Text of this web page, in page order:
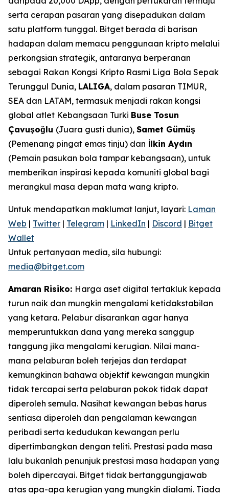
serta cerapan pasaran yang disepadukan dalam
satu platform tunggal. Bitget berada di barisan
hadapan dalam memacu penggunaan kripto melalui
perkongsian strategik, antaranya berperanan
sebagai Rakan Kongsi Kripto Rasmi Liga Bola Sepak
Terunggul Dunia, LALIGA, dalam pasaran TIMUR,
SEA dan LATAM, termasuk menjadi rakan kongsi
global atlet Kebangsaan Turki Buse Tosun
Çavuşoğlu (Juara gusti dunia), Samet Gümüş
(Pemenang pingat emas tinju) dan İlkin Aydın
(Pemain pasukan bola tampar kebangsaan), untuk
memberikan inspirasi kepada komuniti global bagi
merangkul masa depan mata wang kripto.
Untuk mendapatkan maklumat lanjut, layari: Laman
Web | Twitter | Telegram | LinkedIn | Discord | Bitget
Wallet
Untuk pertanyaan media, sila hubungi:
media@bitget.com
Amaran Risiko: Harga aset digital tertakluk kepada
turun naik dan mungkin mengalami ketidakstabilan
yang ketara. Pelabur disarankan agar hanya
memperuntukkan dana yang mereka sanggup
tanggung jika mengalami kerugian. Nilai mana-
mana pelaburan boleh terjejas dan terdapat
kemungkinan bahawa objektif kewangan mungkin
tidak tercapai serta pelaburan pokok tidak dapat
diperoleh semula. Nasihat kewangan bebas harus
sentiasa diperoleh dan pengalaman kewangan
peribadi serta kedudukan kewangan perlu
dipertimbangkan dengan teliti. Prestasi pada masa
lalu bukanlah penunjuk prestasi masa hadapan yang
boleh dipercayai. Bitget tidak bertanggungjawab
atas apa-apa kerugian yang mungkin dialami. Tiada